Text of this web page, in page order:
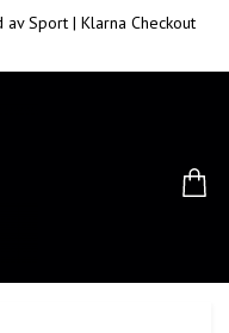
Sport | Klarna Checkout